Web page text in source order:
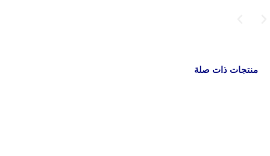
منتجات ذات صلة